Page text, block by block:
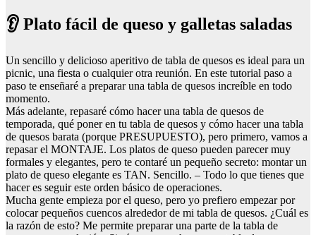
👂 Plato fácil de queso y galletas saladas
Un sencillo y delicioso aperitivo de tabla de quesos es ideal para un
picnic, una fiesta o cualquier otra reunión. En este tutorial paso a
paso te enseñaré a preparar una tabla de quesos increíble en todo
momento.
Más adelante, repasaré cómo hacer una tabla de quesos de
temporada, qué poner en tu tabla de quesos y cómo hacer una tabla
de quesos barata (porque PRESUPUESTO), pero primero, vamos a
repasar el MONTAJE. Los platos de queso pueden parecer muy
formales y elegantes, pero te contaré un pequeño secreto: montar un
plato de queso elegante es TAN. Sencillo. – Todo lo que tienes que
hacer es seguir este orden básico de operaciones.
Mucha gente empieza por el queso, pero yo prefiero empezar por
colocar pequeños cuencos alrededor de mi tabla de quesos. ¿Cuál es
la razón de esto? Me permite preparar una parte de la tabla de